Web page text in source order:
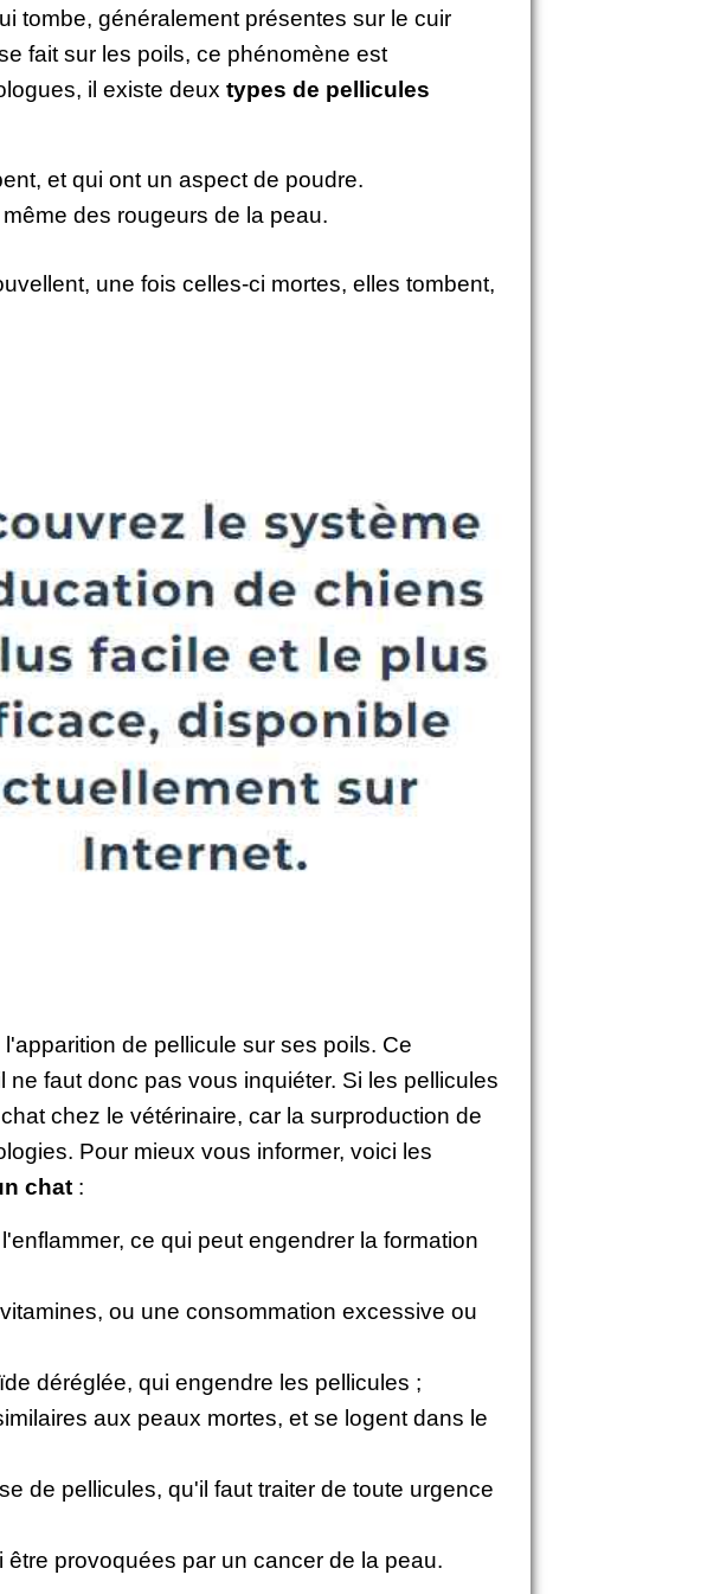
tombe, généralement présentes sur le cuir
fait sur les poils, ce phénomène est
il existe deux types de pellicules
et qui ont un aspect de poudre.
des rougeurs de la peau.
une fois celles-ci mortes, elles tombent,
de pellicule sur ses poils. Ce
faut donc pas vous inquiéter. Si les pellicules
chez le vétérinaire, car la surproduction de
Pour mieux vous informer, voici les
chat :
ce qui peut engendrer la formation
ou une consommation excessive ou
déréglée, qui engendre les pellicules ;
aux peaux mortes, et se logent dans le
de pellicules, qu'il faut traiter de toute urgence
provoquées par un cancer de la peau.